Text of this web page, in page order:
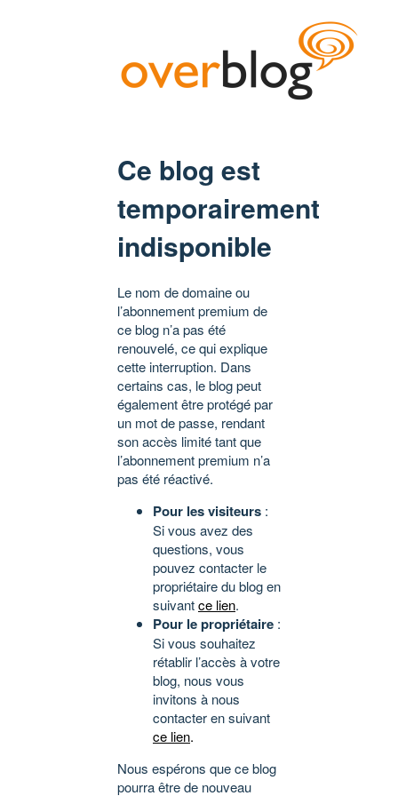
Ce blog est
temporairement
indisponible
Le nom de domaine ou
l’abonnement premium de
ce blog n’a pas été
renouvelé, ce qui explique
cette interruption. Dans
certains cas, le blog peut
également être protégé par
un mot de passe, rendant
son accès limité tant que
l’abonnement premium n’a
pas été réactivé.
Pour les visiteurs :
Si vous avez des
questions, vous
pouvez contacter le
propriétaire du blog en
suivantce lien.
Pour le propriétaire :
Si vous souhaitez
rétablir l’accès à votre
blog, nous vous
invitons à nous
contacter en suivant
ce lien.
Nous espérons que ce blog
pourra être de nouveau